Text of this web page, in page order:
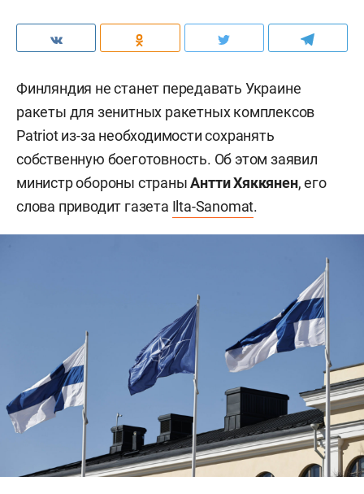
Финляндия не станет передавать Украине
ракеты для зенитных ракетных комплексов
Patriot из-за необходимости сохранять
собственную боеготовность. Об этом заявил
министр обороны страныАнтти Хяккянен, его
слова приводит газета Ilta-Sanomat.